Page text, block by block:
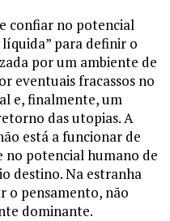
confiar no potencial
para definir o
por um ambiente de
eventuais fracassos no
e, finalmente, um
das utopias. A
está a funcionar de
no potencial humano de
destino. Na estranha
o pensamento, não
dominante.